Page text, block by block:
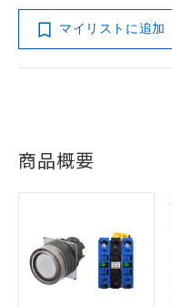
マイリストに追加
商品概要